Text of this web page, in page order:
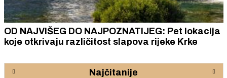
OD NAJVIŠEG DO NAJPOZNATIJEG: Pet lokacija
koje otkrivaju različitost slapova rijeke Krke
Najčitanije